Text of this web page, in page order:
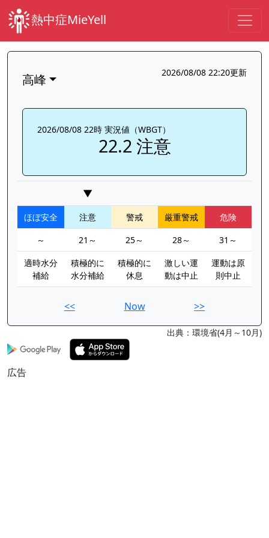
熱中症MieYell
高峰 2026/08/08 22:20更新
2026/08/08 22時 実況値（WBGT）
22.2 注意
▼
ほぼ安全 注意 警戒 厳重警戒
危険
～
21～ 25～ 28～
31～
適時水分
補給
積極的に
水分補給
積極的に
休息
激しい運
動は中止
運動は原
則中止
<< Now >>
出典：環境省(4月～10月)
広告